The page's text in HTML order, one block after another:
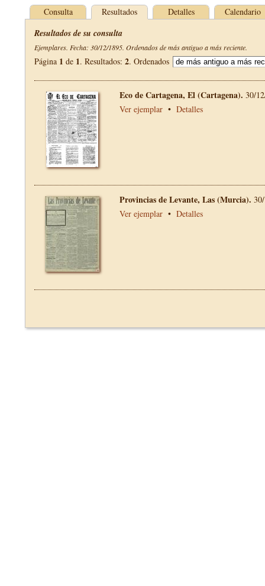
Consulta Resultados Detalles Calendario
Resultados de su consulta
Ejemplares. Fecha: 30/12/1895. Ordenados de más antiguo a más reciente.
Página 1 de 1. Resultados: 2. Ordenados
Eco de Cartagena, El (Cartagena). 30/
Ver ejemplar • Detalles
Provincias de Levante, Las (Murcia).
Ver ejemplar • Detalles